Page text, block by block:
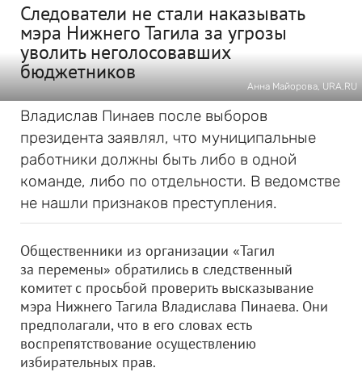
Следователи не стали наказывать
мэра Нижнего Тагила за угрозы
уволить неголосовавших
бюджетников
Анна Майорова, URA.RU
Владислав Пинаев после выборов
президента заявлял, что муниципальные
работники должны быть либо в одной
команде, либо по отдельности. В ведомстве
не нашли признаков преступления.
Общественники из организации «Тагил
за перемены» обратились в следственный
комитет с просьбой проверить высказывание
мэра Нижнего Тагила Владислава Пинаева. Они
предполагали, что в его словах есть
воспрепятствование осуществлению
избирательных прав.